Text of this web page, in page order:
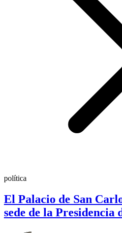
política
El Palacio de San
sede de la Presidencia